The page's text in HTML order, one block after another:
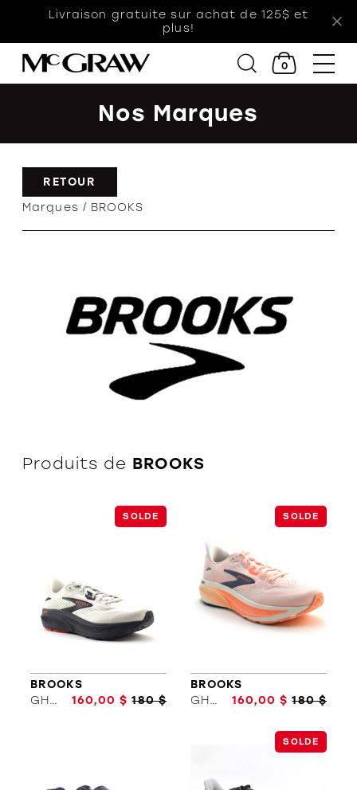
Livraison gratuite sur achat de 125$ et
plus!
0
L'équipe
Politiques et conditions d'achat
Nos Marques
RETOUR
Marques
BROOKS
Produits de BROOKS
SOLDE
BROOKS
GHOST 18
160,00 $ 180 $
SOLDE
BROOKS
GHOST 18
160,00 $ 180 $
SOLDE